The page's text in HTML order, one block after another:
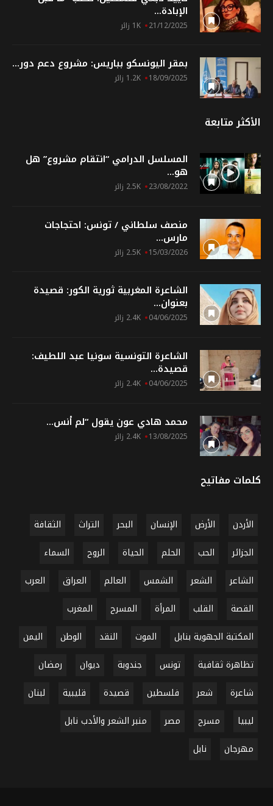
الإبادة...
21/12/2025 1K زائر
بمقر اليونسكو بباريس: مشروع دعم دور...
18/09/2025 1.2K زائر
الأكثر متابعة
المسلسل الدرامي “انتقام مشروع” هل
هو...
23/08/2022 2.5K زائر
منصف سلطاني / تونس: احتجاجات
مارس...
15/03/2026 2.5K زائر
الشاعرة المغربية ثورية الكور: قصيدة
بعنوان...
04/06/2025 2.4K زائر
الشاعرة التونسية سونيا عبد اللطيف:
قصيدة...
04/06/2025 2.4K زائر
محمد هادي عون يقول “لم أنس...
13/08/2025 2.4K زائر
كلمات مفاتيح
الأردن الأرض الإنسان البحر التراث
الثقافة
الجزائر
الحب الحلم الحياة الروح
السماء
الشاعر
الشعر الشمس العالم العراق
العرب
القصة
القلب المرأة المسرح
المغرب
المكتبة الجهوية بنابل
الموت النقد الوطن
اليمن
تظاهرة ثقافية
تونس جندوبة ديوان
رمضان
شاعرة
شعر فلسطين قصيدة قليبية
لبنان
ليبيا
مسرح مصر
منبر الشعر والأدب نابل
مهرجان
نابل